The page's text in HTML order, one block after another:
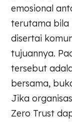
emosional
terutama bila
disertai
tujuannya.
tersebut
bersama,
Jika
Zero Trust